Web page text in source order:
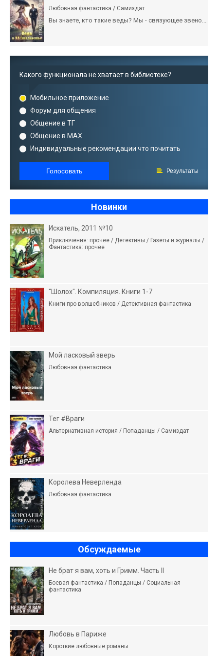
Любовная фантастика / Самиздат
Вы знаете, кто такие веды? Мы - связующее звено...
Какого функционала не хватает в библиотеке?
Мобильное приложение
Форум для общения
Общение в ТГ
Общение в MAX
Индивидуальные рекомендации что почитать
Голосовать Результаты
Новинки
Искатель, 2011 №10
Приключения: прочее / Детективы / Газеты и журналы /
Фантастика: прочее
"Шолох". Компиляция. Книги 1-7
Книги про волшебников / Детективная фантастика
Мой ласковый зверь
Любовная фантастика
Тег #Враги
Альтернативная история / Попаданцы / Самиздат
Королева Неверленда
Любовная фантастика
Обсуждаемые
Не брат я вам, хоть и Гримм. Часть II
Боевая фантастика / Попаданцы / Социальная
фантастика
Любовь в Париже
Короткие любовные романы